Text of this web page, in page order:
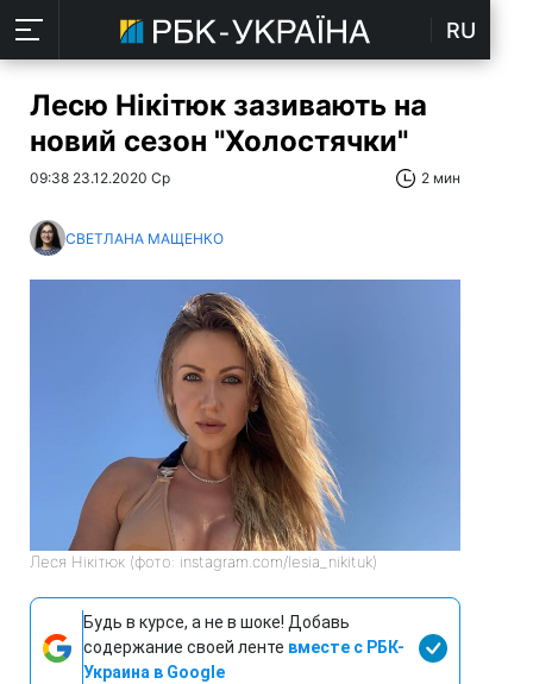
RU
Лесю Нікітюк зазивають на
новий сезон "Холостячки"
09:38 23.12.2020 Ср 2 мин
СВЕТЛАНА МАЩЕНКО
Леся Нікітюк (фото: instagram.com/lesia_nikituk)
Будь в курсе, а не в шоке! Добавь
содержание своей ленте вместе с РБК-
Украина в Google